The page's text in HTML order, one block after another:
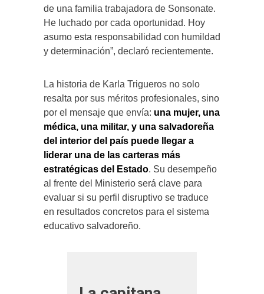
de una familia trabajadora de Sonsonate.
He luchado por cada oportunidad. Hoy
asumo esta responsabilidad con humildad
y determinación”, declaró recientemente.
La historia de Karla Trigueros no solo
resalta por sus méritos profesionales, sino
por el mensaje que envía: una mujer, una
médica, una militar, y una salvadoreña
del interior del país puede llegar a
liderar una de las carteras más
estratégicas del Estado. Su desempeño
al frente del Ministerio será clave para
evaluar si su perfil disruptivo se traduce
en resultados concretos para el sistema
educativo salvadoreño.